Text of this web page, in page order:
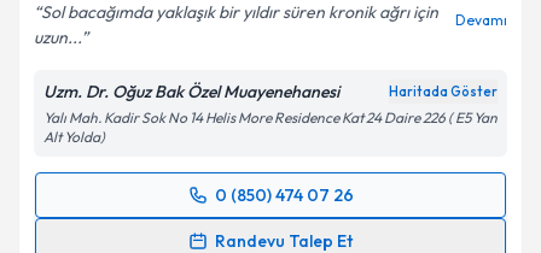
Kişisel verilerimin işlenmesine ilişkin
Metni'ni okudum ve kişisel verilerimin belirtilen
kapsamda işlenmesini kabul ediyorum.
Takvim Talebini Gönder
Sol bacağımda yaklaşık bir yıldır süren kronik ağrı için
uzun...
Devamı
Uzm. Dr. Oğuz Bak Özel Muayenehanesi Haritada Göster
Yalı Mah. Kadir Sok No 14 Helis More Residence Kat 24 Daire 226 ( E5 Yan
Alt Yolda)
0 (850) 474 07 26
Randevu Talep Et
Randevu Takvimi Talebi